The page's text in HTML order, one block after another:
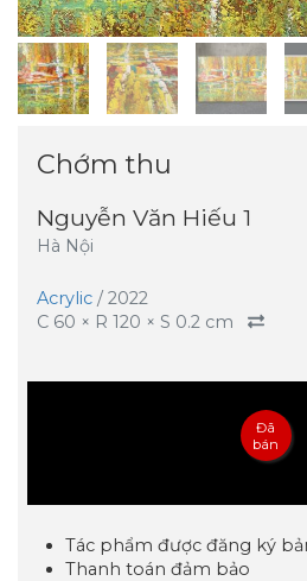
Chớm thu
Nguyễn Văn Hiếu 1
Hà Nội
Acrylic / 2022
C 60 × R 120 × S 0.2 cm
Đã
bán
Tác phẩm được đăng ký
Thanh toán đảm bảo